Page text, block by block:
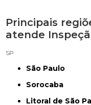
Principais
atende
SP
São Paulo
Sorocaba
Litoral de São